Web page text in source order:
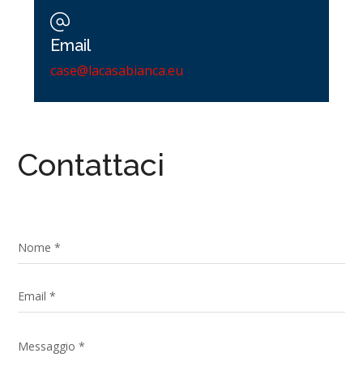
Email
case@lacasabianca.eu
Contattaci